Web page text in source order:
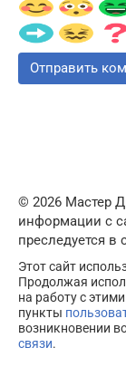
© 2026 Мастер
информации с
преследуется в
Этот сайт
Продолжая
на работу с
пункты
возникновении
связи.